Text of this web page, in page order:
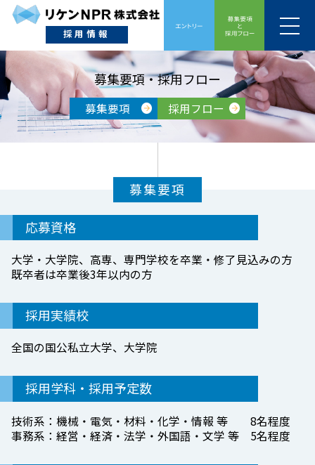
採用情報
募集要項・採用フロー
募集要項 採用フロー
募集要項
応募資格
大学・大学院、高専、専門学校を卒業・修了見込みの方
既卒者は卒業後3年以内の方
採用実績校
全国の国公私立大学、大学院
採用学科・採用予定数
技術系：機械・電気・材料・化学・情報 等 8名程度
事務系：経営・経済・法学・外国語・文学 等 5名程度